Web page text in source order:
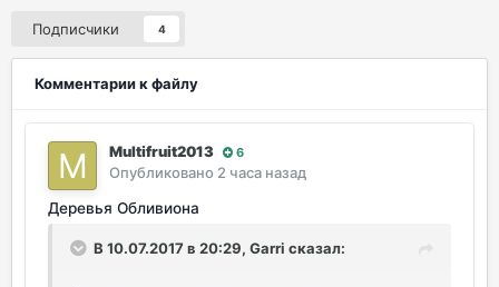
Подписчики 4
Комментарии к файлу
Multifruit2013 6
Опубликовано 2 часа назад
Деревья Обливиона
В 10.07.2017 в 20:29, Garri сказал: